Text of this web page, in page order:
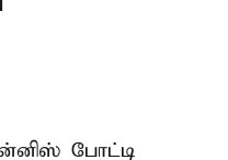
போட்டி